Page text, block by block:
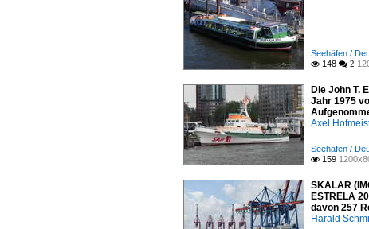
Seehäfen /
 148  2
Die John T.
Jahr 1975
Axel
Seehäfen /
 159
SKALAR
ESTRELA
davon 257
Harald